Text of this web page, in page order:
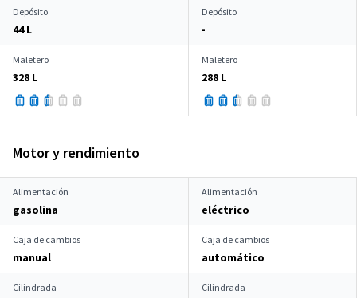
Depósito
44 L
Depósito
-
Maletero
328 L
Maletero
288 L
Motor y rendimiento
Alimentación
gasolina
Alimentación
eléctrico
Caja de cambios
manual
Caja de cambios
automático
Cilindrada Cilindrada